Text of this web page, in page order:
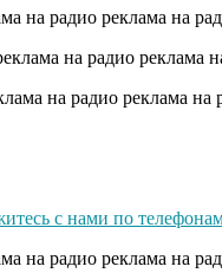
с нами по